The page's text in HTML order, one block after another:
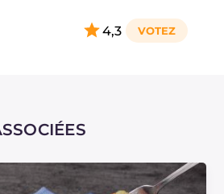
4,3